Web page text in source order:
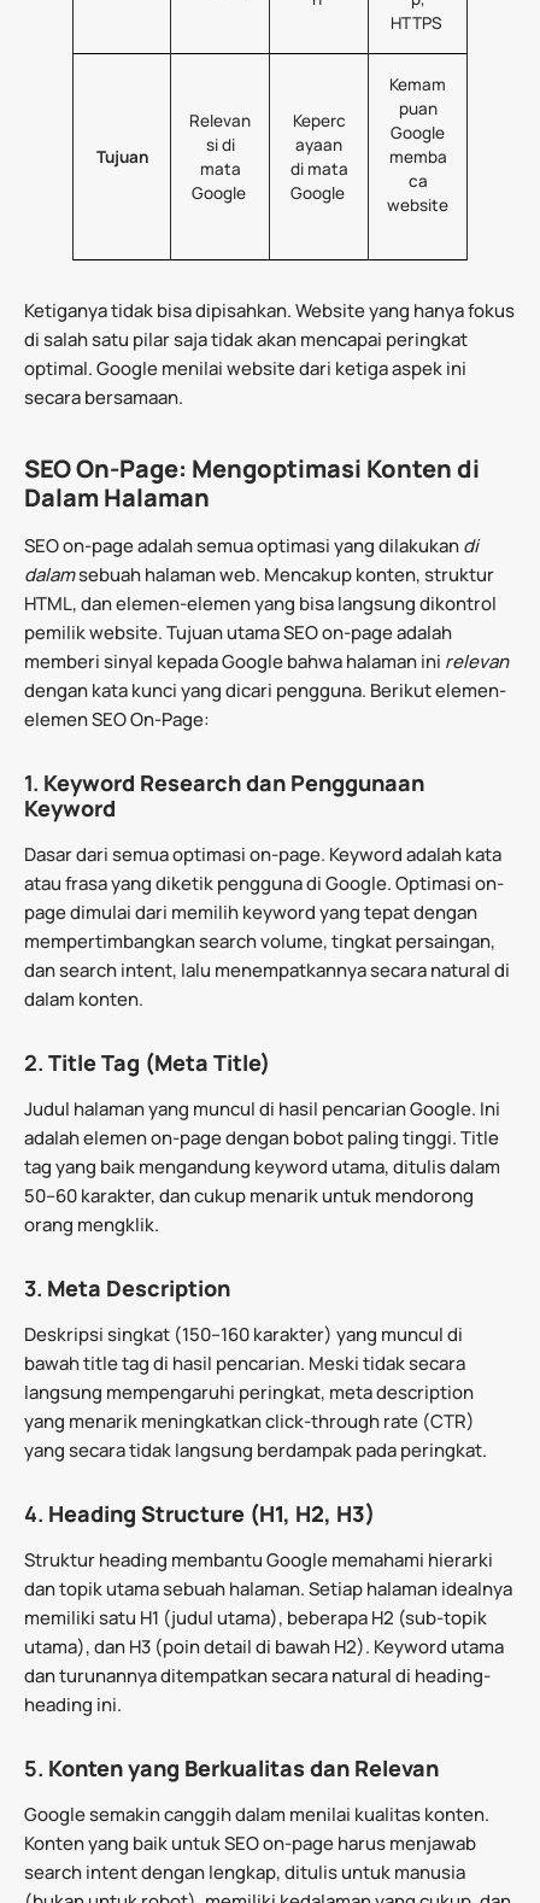
HTTPS
Tujuan
Relevan
si di
mata
Google
Keperc
ayaan
di mata
Google
Kemam
puan
Google
memba
ca
website
Ketiganya tidak bisa dipisahkan. Website yang hanya fokus
di salah satu pilar saja tidak akan mencapai peringkat
optimal. Google menilai website dari ketiga aspek ini
secara bersamaan.
SEO On-Page: Mengoptimasi Konten di
Dalam Halaman
SEO on-page adalah semua optimasi yang dilakukandi
dalamsebuah halaman web. Mencakup konten, struktur
HTML, dan elemen-elemen yang bisa langsung dikontrol
pemilik website. Tujuan utama SEO on-page adalah
memberi sinyal kepada Google bahwa halaman ini relevan
dengan kata kunci yang dicari pengguna. Berikut elemen-
elemen SEO On-Page:
1. Keyword Research dan Penggunaan
Keyword
Dasar dari semua optimasi on-page. Keyword adalah kata
atau frasa yang diketik pengguna di Google. Optimasi on-
page dimulai dari memilih keyword yang tepat dengan
mempertimbangkan search volume, tingkat persaingan,
dan search intent, lalu menempatkannya secara natural di
dalam konten.
2. Title Tag (Meta Title)
Judul halaman yang muncul di hasil pencarian Google. Ini
adalah elemen on-page dengan bobot paling tinggi. Title
tag yang baik mengandung keyword utama, ditulis dalam
50–60 karakter, dan cukup menarik untuk mendorong
orang mengklik.
3. Meta Description
Deskripsi singkat (150–160 karakter) yang muncul di
bawah title tag di hasil pencarian. Meski tidak secara
langsung mempengaruhi peringkat, meta description
yang menarik meningkatkan click-through rate (CTR)
yang secara tidak langsung berdampak pada peringkat.
4. Heading Structure (H1, H2, H3)
Struktur heading membantu Google memahami hierarki
dan topik utama sebuah halaman. Setiap halaman idealnya
memiliki satu H1 (judul utama), beberapa H2 (sub-topik
utama), dan H3 (poin detail di bawah H2). Keyword utama
dan turunannya ditempatkan secara natural di heading-
heading ini.
5. Konten yang Berkualitas dan Relevan
Google semakin canggih dalam menilai kualitas konten.
Konten yang baik untuk SEO on-page harus menjawab
search intent dengan lengkap, ditulis untuk manusia